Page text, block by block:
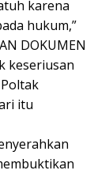
karena
hukum,”
DOKUMEN
keseriusan
itu